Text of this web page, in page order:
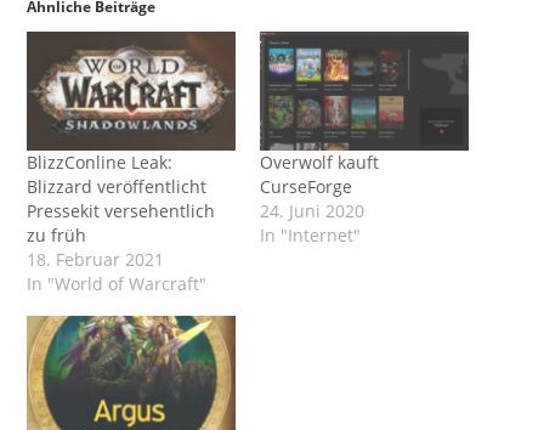
Ähnliche Beiträge
BlizzConline Leak:
Blizzard veröffentlicht
Pressekit versehentlich
zu früh
18. Februar 2021
In "World of Warcraft"
Overwolf kauft
CurseForge
24. Juni 2020
In "Internet"